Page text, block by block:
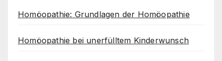
Homöopathie: Grundlagen der Homöopathie
Homöopathie bei unerfülltem Kinderwunsch